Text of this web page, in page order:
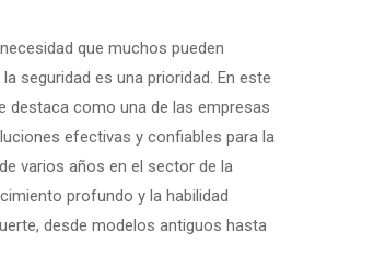
que muchos pueden
seguridad es una prioridad. En este
destaca como una de las empresas
efectivas y confiables para la
varios años en el sector de la
profundo y la habilidad
desde modelos antiguos hasta